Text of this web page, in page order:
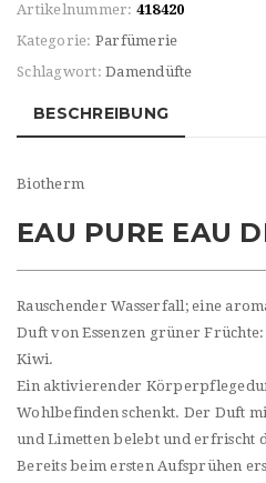
Artikelnummer: 418420
Kategorie: Parfümerie
Schlagwort: Damendüfte
BESCHREIBUNG
Biotherm
EAU PURE EAU
Rauschender Wasserfall; eine
Duft von Essenzen grüner
Kiwi.
Ein aktivierender
Wohlbefinden schenkt. Der Duft
und Limetten belebt und erfrischt
Bereits beim ersten Aufsprühen